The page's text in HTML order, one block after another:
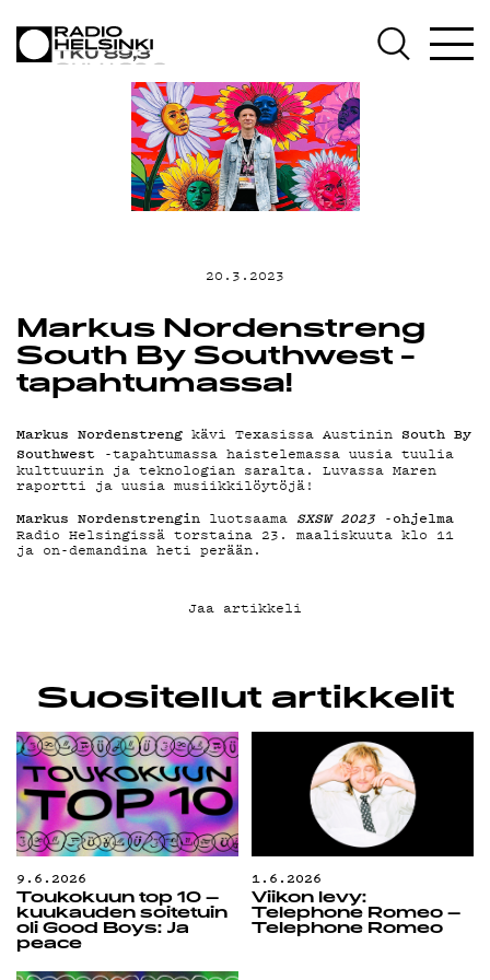
AJANKOHTAISTA
OHJELMAT
TEKIJÄT
ON-DEMAND
PODCAST
MAINOSTA
YHTEYSTIEDOT
G LIVELAB
YSTÄVÄKLUBI
20.3.2023
Markus Nordenstreng
South By Southwest -
tapahtumassa!
Markus Nordenstreng kävi Texasissa Austinin South By
Southwest -tapahtumassa haistelemassa uusia tuulia
kulttuurin ja teknologian saralta. Luvassa Maren
raportti ja uusia musiikkilöytöjä!
Markus Nordenstrengin luotsaama SXSW 2023 -ohjelma
Radio Helsingissä torstaina 23. maaliskuuta klo 11
ja on-demandina heti perään.
Jaa artikkeli
Suositellut artikkelit
9.6.2026
Toukokuun top 10 –
kuukauden soitetuin
oli Good Boys: Ja
peace
1.6.2026
Viikon levy:
Telephone Romeo –
Telephone Romeo